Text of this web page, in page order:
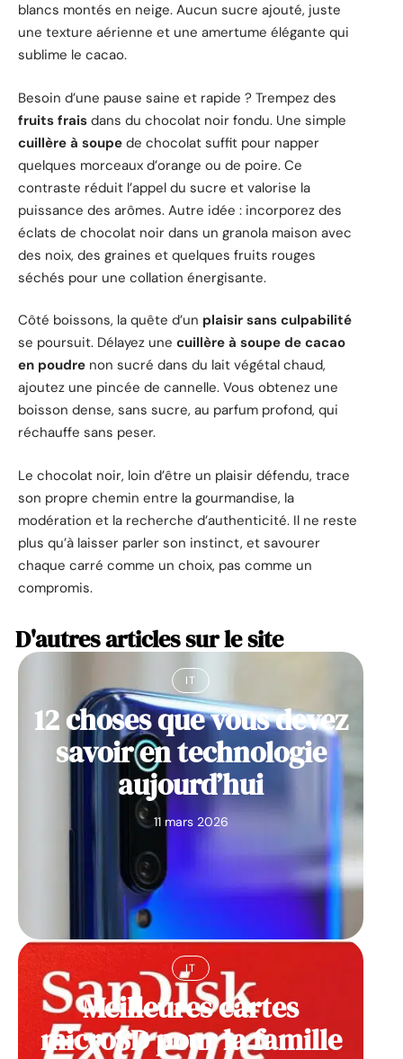
blancs montés en neige. Aucun sucre ajouté, juste
une texture aérienne et une amertume élégante qui
sublime le cacao.
Besoin d’une pause saine et rapide ? Trempez des
fruits frais dans du chocolat noir fondu. Une simple
cuillère à soupe de chocolat suffit pour napper
quelques morceaux d’orange ou de poire. Ce
contraste réduit l’appel du sucre et valorise la
puissance des arômes. Autre idée : incorporez des
éclats de chocolat noir dans un granola maison avec
des noix, des graines et quelques fruits rouges
séchés pour une collation énergisante.
Côté boissons, la quête d’un plaisir sans culpabilité
se poursuit. Délayez une cuillère à soupe de cacao
en poudre non sucré dans du lait végétal chaud,
ajoutez une pincée de cannelle. Vous obtenez une
boisson dense, sans sucre, au parfum profond, qui
réchauffe sans peser.
Le chocolat noir, loin d’être un plaisir défendu, trace
son propre chemin entre la gourmandise, la
modération et la recherche d’authenticité. Il ne reste
plus qu’à laisser parler son instinct, et savourer
chaque carré comme un choix, pas comme un
compromis.
D'autres articles sur le site
IT
12 choses que vous devez
savoir en technologie
aujourd’hui
11 mars 2026
IT
Meilleures cartes
microSD pour la famille